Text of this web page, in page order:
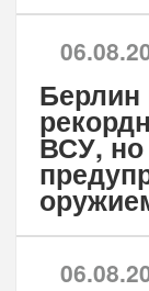
Берлин
ВСУ,